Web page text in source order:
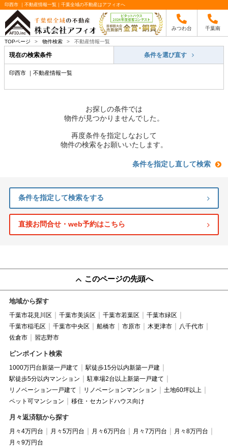
印西市 ｜不動産情報一覧｜千葉全域の不動産はアフィオへ
みつわ台 千葉南
TOPページ > 物件検索 > 不動産情報一覧
現在の検索条件 条件を選び直す
印西市 ｜不動産情報一覧
お探しの条件では
物件が見つかりませんでした。
再度条件を指定しなおして
物件の検索をお願いいたします。
条件を指定し直して検索
条件を指定して検索をする
直接お問合せ・web予約はこちら
このページの先頭へ
地域から探す
千葉市花見川区 千葉市美浜区 千葉市若葉区
千葉市緑区
千葉市稲毛区
千葉市中央区 船橋市 市原市 木更津市
八千代市
佐倉市
習志野市
ピンポイント検索
1000万円台新築一戸建て
駅徒歩15分以内新築一戸建
駅徒歩5分以内マンション
駐車場2台以上新築一戸建て
リノベーション一戸建て
リノベーションマンション
土地60坪以上
ペット可マンション
移住・セカンドハウス向け
月々返済額から探す
月々4万円台 月々5万円台 月々6万円台 月々7万円台
月々8万円台
月々9万円台